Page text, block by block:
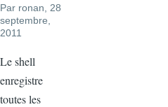
Par ronan , 28
septembre,
2011
Le shell
enregistre
toutes les